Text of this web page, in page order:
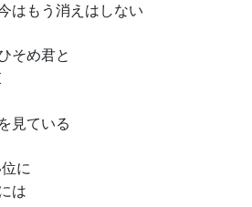
はもう消えはしない
そめ君と
見ている
に
は